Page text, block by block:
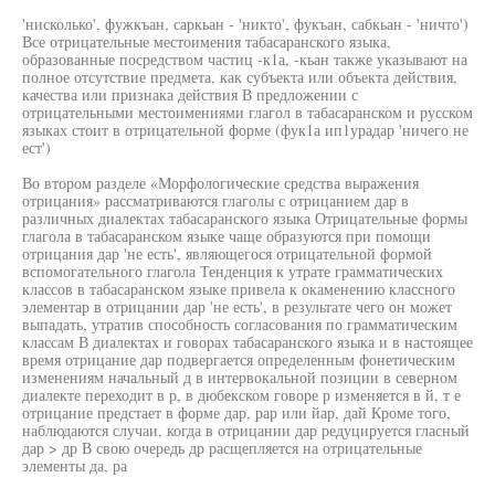
'нисколько', фужкъан, саркьан - 'никто', фукъан, сабкьан - 'ничто')
Все отрицательные местоимения табасаранского языка,
образованные посредством частиц -к1а, -кьан также указывают на
полное отсутствие предмета, как субъекта или объекта действия,
качества или признака действия В предложении с
отрицательными местоимениями глагол в табасаранском и русском
языках стоит в отрицательной форме (фук1а ип1урадар 'ничего не
ест')
Во втором разделе «Морфологические средства выражения
отрицания» рассматриваются глаголы с отрицанием дар в
различных диалектах табасаранского языка Отрицательные формы
глагола в табасаранском языке чаще образуются при помощи
отрицания дар 'не есть', являющегося отрицательной формой
вспомогательного глагола Тенденция к утрате грамматических
классов в табасаранском языке привела к окаменению классного
элементар в отрицании дар 'не есть', в результате чего он может
выпадать, утратив способность согласования по грамматическим
классам В диалектах и говорах табасаранского языка и в настоящее
время отрицание дар подвергается определенным фонетическим
изменениям начальный д в интервокальной позиции в северном
диалекте переходит в р, в дюбекском говоре р изменяется в й, т е
отрицание предстает в форме дар, рар или йар, дай Кроме того,
наблюдаются случаи, когда в отрицании дар редуцируется гласный
дар > др В свою очередь др расщепляется на отрицательные
элементы да, ра